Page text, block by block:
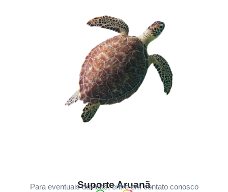
Suporte Aruanã
Para eventuais dúvidas, entre em contato conosco